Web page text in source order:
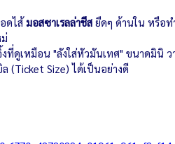
ดไส้ มอสซาเรลล่าชีส ยืดๆ ด้านใน หรือ
ที่ดูเหมือน "ลังใส่หัวมันเทศ" ขนาดมินิ ว
(Ticket Size) ได้เป็นอย่างดี